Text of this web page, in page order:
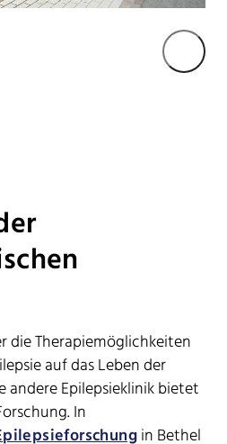
die Therapiemöglichkeiten
auf das Leben der
andere Epilepsieklinik bietet
In
in Bethel